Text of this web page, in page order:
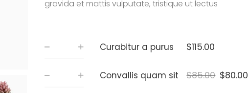
gravida et mattis vulputate, tristique ut lectus
Curabitur a purus $115.00
Convallis quam sit $85.00 $80.00